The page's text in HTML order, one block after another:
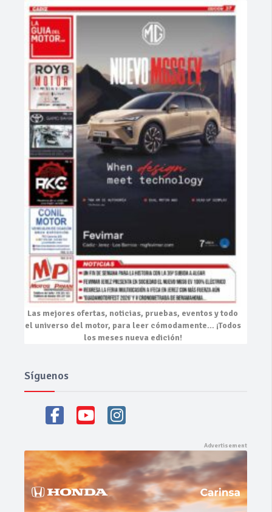
Las mejores ofertas, noticias, pruebas, eventosy todo
el universo del motor, para leer cómodamente… ¡Todos
los meses nueva edición!
Síguenos